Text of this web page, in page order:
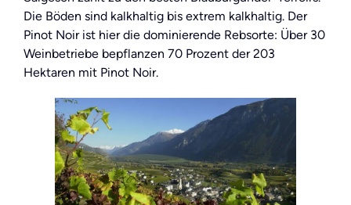
Die Böden sind kalkhaltig bis extrem kalkhaltig. Der
Pinot Noir ist hier die dominierende Rebsorte: Über 30
Weinbetriebe bepflanzen 70 Prozent der 203
Hektaren mit Pinot Noir.